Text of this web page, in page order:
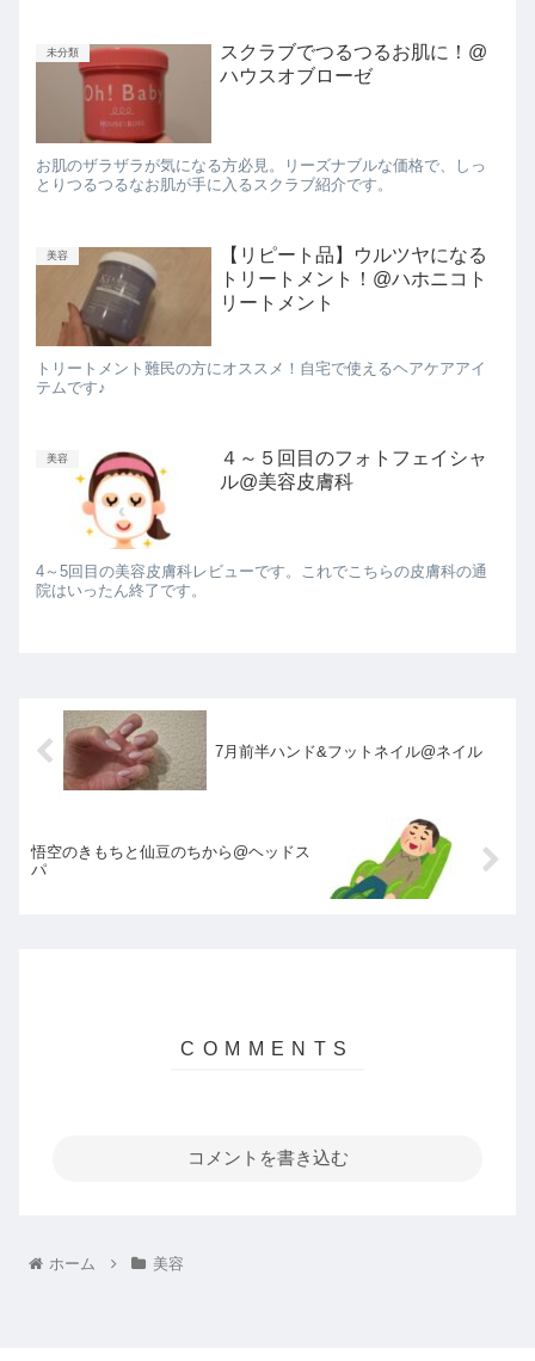
未分類
スクラブでつるつるお肌に！@
ハウスオブローゼ
お肌のザラザラが気になる方必見。リーズナブルな価格で、しっ
とりつるつるなお肌が手に入るスクラブ紹介です。
美容
【リピート品】ウルツヤになる
トリートメント！@ハホニコト
リートメント
トリートメント難民の方にオススメ！自宅で使えるヘアケアアイ
テムです♪
美容
４～５回目のフォトフェイシャ
ル@美容皮膚科
4～5回目の美容皮膚科レビューです。これでこちらの皮膚科の通
院はいったん終了です。
7月前半ハンド&フットネイル@ネイル
悟空のきもちと仙豆のちから@ヘッドス
パ
コメントを書き込む
ホーム 美容